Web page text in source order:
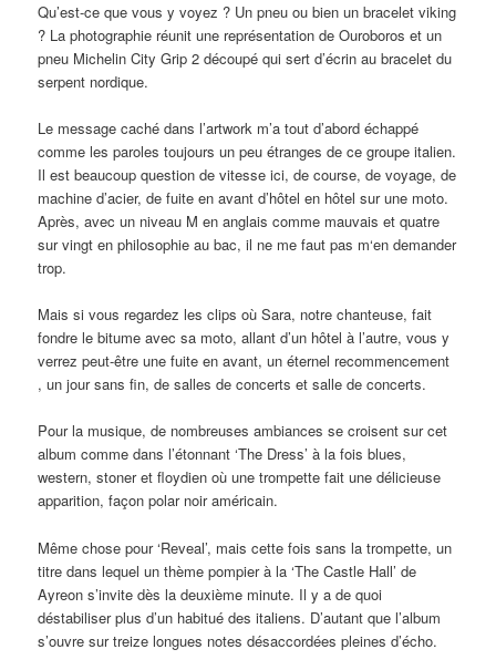
Qu’est-ce que vous y voyez ? Un pneu ou bien un bracelet viking
? La photographie réunit une représentation de Ouroboros et un
pneu Michelin City Grip 2 découpé qui sert d’écrin au bracelet du
serpent nordique.
Le message caché dans l’artwork m’a tout d’abord échappé
comme les paroles toujours un peu étranges de ce groupe italien.
Il est beaucoup question de vitesse ici, de course, de voyage, de
machine d’acier, de fuite en avant d’hôtel en hôtel sur une moto.
Après, avec un niveau M en anglais comme mauvais et quatre
sur vingt en philosophie au bac, il ne me faut pas m‘en demander
trop.
Mais si vous regardez les clips où Sara, notre chanteuse, fait
fondre le bitume avec sa moto, allant d’un hôtel à l’autre, vous y
verrez peut-être une fuite en avant, un éternel recommencement
, un jour sans fin, de salles de concerts et salle de concerts.
Pour la musique, de nombreuses ambiances se croisent sur cet
album comme dans l’étonnant ‘The Dress’ à la fois blues,
western, stoner et floydien où une trompette fait une délicieuse
apparition, façon polar noir américain.
Même chose pour ‘Reveal’, mais cette fois sans la trompette, un
titre dans lequel un thème pompier à la ‘The Castle Hall’ de
Ayreon s’invite dès la deuxième minute. Il y a de quoi
déstabiliser plus d’un habitué des italiens. D’autant que l’album
s’ouvre sur treize longues notes désaccordées pleines d’écho.